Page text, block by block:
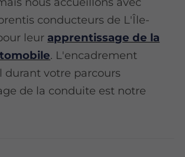
conducteurs de L'Île-
leur apprentissage de la
. L'encadrement
durant votre parcours
de la conduite est notre